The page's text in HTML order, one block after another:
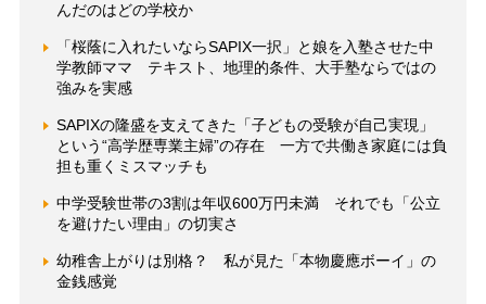
んだのはどの学校か
「桜蔭に入れたいならSAPIX一択」と娘を入塾させた中
学教師ママ テキスト、地理的条件、大手塾ならではの
強みを実感
SAPIXの隆盛を支えてきた「子どもの受験が自己実現」
という“高学歴専業主婦”の存在 一方で共働き家庭には負
担も重くミスマッチも
中学受験世帯の3割は年収600万円未満 それでも「公立
を避けたい理由」の切実さ
幼稚舎上がりは別格？ 私が見た「本物慶應ボーイ」の
金銭感覚